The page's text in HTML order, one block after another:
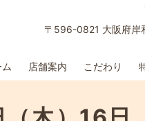
店舗案内 こだわり
〒596-0821 大阪府岸